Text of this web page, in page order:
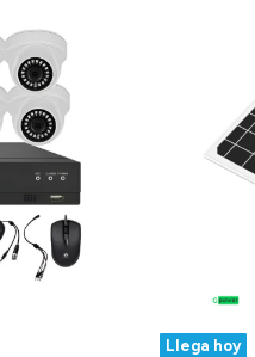
Llega hoy